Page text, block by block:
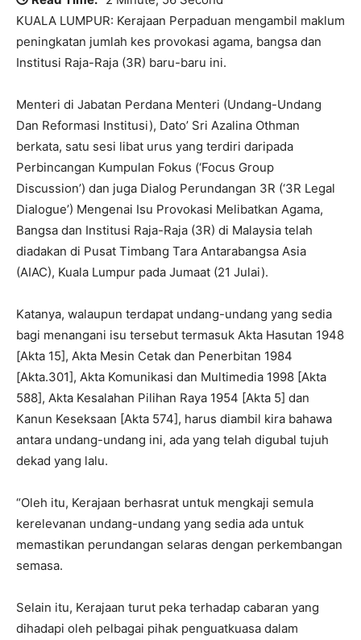
KUALA LUMPUR: Kerajaan Perpaduan mengambil maklum
peningkatan jumlah kes provokasi agama, bangsa dan
Institusi Raja-Raja (3R) baru-baru ini.
Menteri di Jabatan Perdana Menteri (Undang-Undang
Dan Reformasi Institusi), Dato’ Sri Azalina Othman
berkata, satu sesi libat urus yang terdiri daripada
Perbincangan Kumpulan Fokus (‘Focus Group
Discussion’) dan juga Dialog Perundangan 3R (‘3R Legal
Dialogue’) Mengenai Isu Provokasi Melibatkan Agama,
Bangsa dan Institusi Raja-Raja (3R) di Malaysia telah
diadakan di Pusat Timbang Tara Antarabangsa Asia
(AIAC), Kuala Lumpur pada Jumaat (21 Julai).
Katanya, walaupun terdapat undang-undang yang sedia
bagi menangani isu tersebut termasuk Akta Hasutan 1948
[Akta 15], Akta Mesin Cetak dan Penerbitan 1984
[Akta.301], Akta Komunikasi dan Multimedia 1998 [Akta
588], Akta Kesalahan Pilihan Raya 1954 [Akta 5] dan
Kanun Keseksaan [Akta 574], harus diambil kira bahawa
antara undang-undang ini, ada yang telah digubal tujuh
dekad yang lalu.
“Oleh itu, Kerajaan berhasrat untuk mengkaji semula
kerelevanan undang-undang yang sedia ada untuk
memastikan perundangan selaras dengan perkembangan
semasa.
Selain itu, Kerajaan turut peka terhadap cabaran yang
dihadapi oleh pelbagai pihak penguatkuasa dalam